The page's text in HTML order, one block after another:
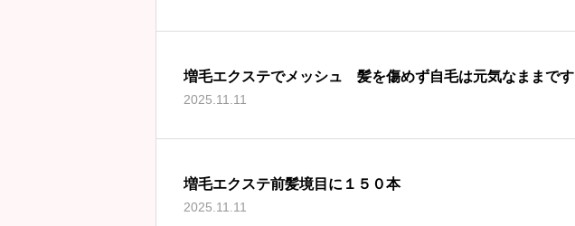
増毛エクステでメッシュ 髪を傷めず自毛は元気なままです
2025.11.11
増毛エクステ前髪境目に１５０本
2025.11.11